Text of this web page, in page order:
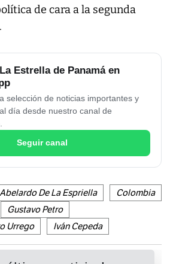
de cara a la segunda
Estrella de Panamá en
selección de noticias importantes y
día desde nuestro canal de
Seguir canal
Abelardo De La Espriella
Colombia
Gustavo Petro
Urrego
Iván Cepeda